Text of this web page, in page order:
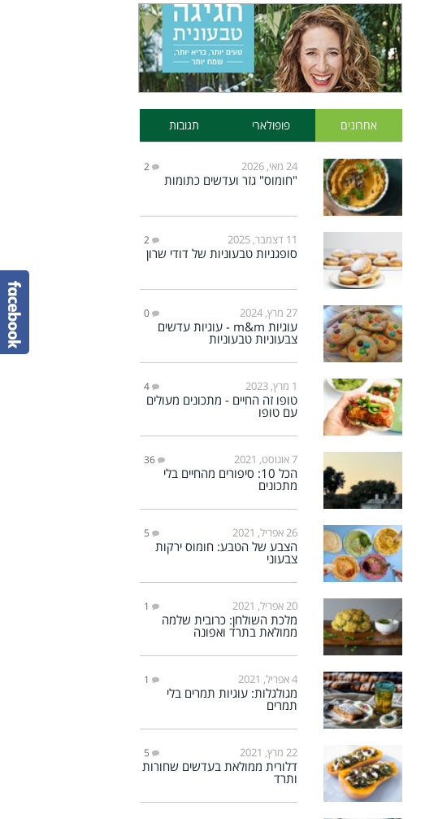
אחרונים פופולארי תגובות
24 מאי, 2026 2
"חומוס" גזר ועדשים כתומות
11 דצמבר, 2025 2
סופגניות טבעוניות של דודי שרון
27 מרץ, 2024 0
עוגיות m&m - עוגיות עדשים
צבעוניות טבעוניות
1 מרץ, 2023 4
טופו זה החיים - מתכונים מעולים
עם טופו
7 אוגוסט, 2021 36
הכל 10: סיפורים מהחיים בלי
מתכונים
26 אפריל, 2021 5
הצבע של הטבע: חומוס ירקות
צבעוני
20 אפריל, 2021 1
מלכת השולחן: כרובית שלמה
ממולאת בתרד ואפונה
4 אפריל, 2021 1
מגולגלות: עוגיות תמרים בלי
תמרים
22 מרץ, 2021 5
דלורית ממולאת בעדשים שחורות
ותרד